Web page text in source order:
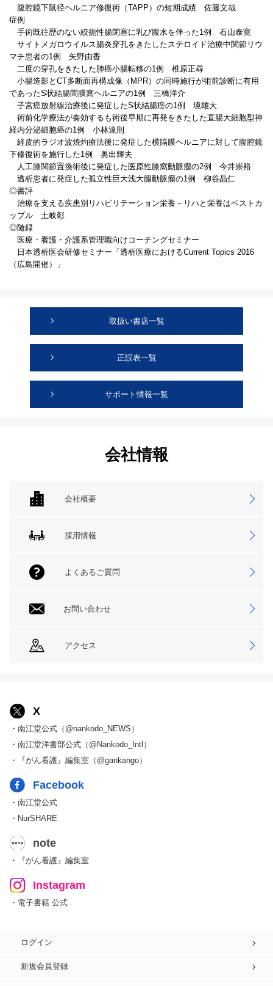
腹腔鏡下鼠径ヘルニア修復術（TAPP）の短期成績 佐藤文哉
症例
手術既往歴のない絞扼性腸閉塞に乳び腹水を伴った1例 石山泰寛
サイトメガロウイルス腸炎穿孔をきたしたステロイド治療中関節リウ
マチ患者の1例 矢野由香
二度の穿孔をきたした肺癌小腸転移の1例 椎原正尋
小腸造影とCT多断面再構成像（MPR）の同時施行が術前診断に有用
であったS状結腸間膜窩ヘルニアの1例 三橋洋介
子宮癌放射線治療後に発症したS状結腸癌の1例 境雄大
術前化学療法が奏効するも術後早期に再発をきたした直腸大細胞型神
経内分泌細胞癌の1例 小林達則
経皮的ラジオ波焼灼療法後に発症した横隔膜ヘルニアに対して腹腔鏡
下修復術を施行した1例 奥出輝夫
人工膝関節置換術後に発症した医原性膝窩動脈瘤の2例 今井崇裕
透析患者に発症した孤立性巨大浅大腿動脈瘤の1例 柳谷晶仁
◎書評
治療を支える疾患別リハビリテーション栄養－リハと栄養はベストカ
ップル 土岐彰
◎随録
医療・看護・介護系管理職向けコーチングセミナー
日本透析医会研修セミナー「透析医療におけるCurrent Topics 2016
（広島開催）」
取扱い書店一覧
正誤表一覧
サポート情報一覧
会社情報
会社概要
採用情報
よくあるご質問
お問い合わせ
アクセス
X
・南江堂公式（@nankodo_NEWS）
・南江堂洋書部公式（@Nankodo_Intl）
・『がん看護』編集室（@gankango）
Facebook
・南江堂公式
・NurSHARE
note
・『がん看護』編集室
Instagram
・電子書籍 公式
ログイン
新規会員登録